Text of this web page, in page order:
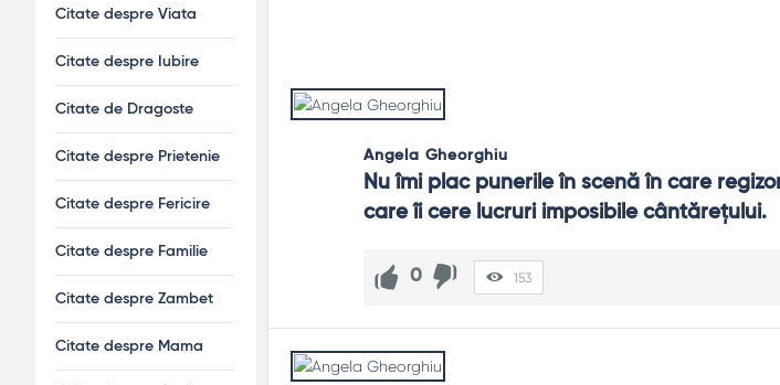
Angela Gheorghiu
Nu îmi plac punerile în scenă în care
care îi cere lucruri imposibile cântăreţului.
0 153
Citate despre Viata
Citate despre Iubire
Citate de Dragoste
Citate despre Prietenie
Citate despre Fericire
Citate despre Familie
Citate despre Zambet
Citate despre Mama